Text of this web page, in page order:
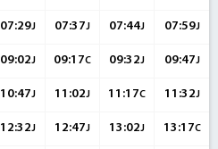
07:29J 07:37J 07:44J 07:59J
09:02J 09:17C 09:32J 09:47J
10:47J 11:02J 11:17C 11:32J
12:32J 12:47J 13:02J 13:17C